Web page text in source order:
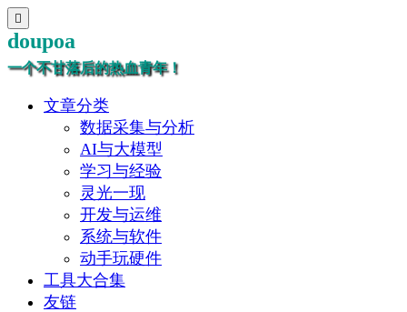

doupoa
一个不甘落后的热血青年！
文章分类
数据采集与分析
AI与大模型
学习与经验
灵光一现
开发与运维
系统与软件
动手玩硬件
工具大合集
友链